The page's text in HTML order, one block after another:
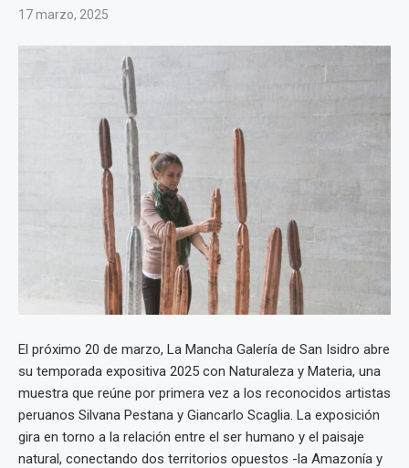
17 marzo, 2025
El próximo 20 de marzo, La Mancha Galería de San Isidro abre
su temporada expositiva 2025 con Naturaleza y Materia, una
muestra que reúne por primera vez a los reconocidos artistas
peruanos Silvana Pestana y Giancarlo Scaglia. La exposición
gira en torno a la relación entre el ser humano y el paisaje
natural, conectando dos territorios opuestos -la Amazonía y